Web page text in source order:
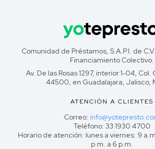
Comunidad de Préstamos, S.A.P.I. de
Financiamiento Colectivo.
Av. De las Rosas 1297, interior 1-04, Col.
44500, en Guadalajara, Jalisco,
ATENCIÓN A CLIENTES
Correo:
Teléfono: 33 1930 4700
Horario de atención: lunes a viernes: 9
p.m. a 6 p.m.